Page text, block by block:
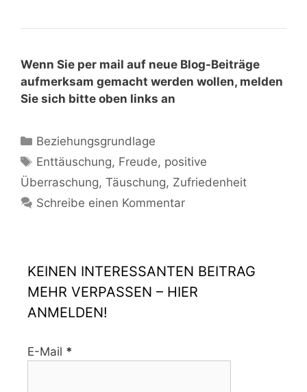
Wenn Sie per mail auf neue Blog-Beiträge
aufmerksam gemacht werden wollen, melden
Sie sich bitte oben links an
Beziehungsgrundlage
Enttäuschung, Freude, positive
Überraschung, Täuschung, Zufriedenheit
Schreibe einen Kommentar
KEINEN INTERESSANTEN BEITRAG
MEHR VERPASSEN – HIER
ANMELDEN!
E-Mail *